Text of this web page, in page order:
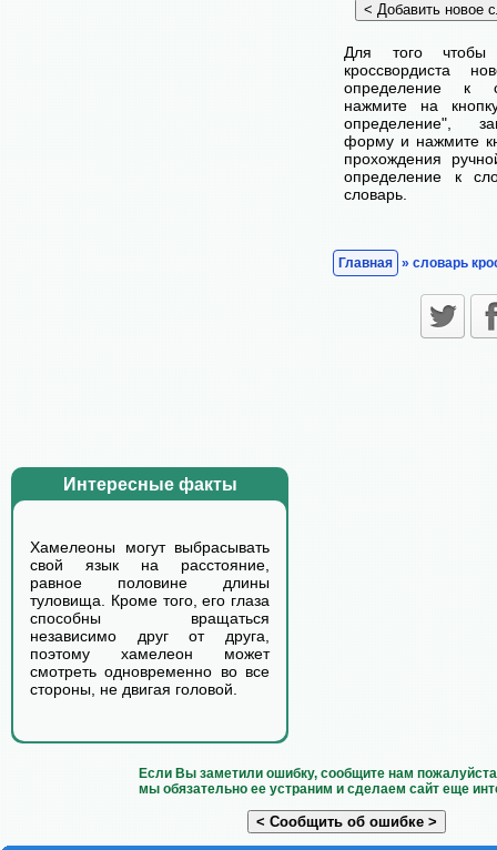
Интересные факты
Хамелеоны могут выбрасывать
свой язык на расстояние,
равное половине длины
туловища. Кроме того, его глаза
способны вращаться
независимо друг от друга,
поэтому хамелеон может
смотреть одновременно во все
стороны, не двигая головой.
Для того чтобы
кроссвордиста
определение к
нажмите на
определение",
форму и нажмите
прохождения
определение к
словарь.
Главная » словарь
Если Вы заметили ошибку, сообщите нам
мы обязательно ее устраним и сделаем сайт еще